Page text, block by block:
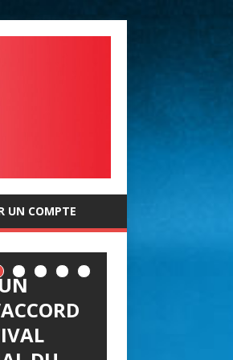
UN COMPTE